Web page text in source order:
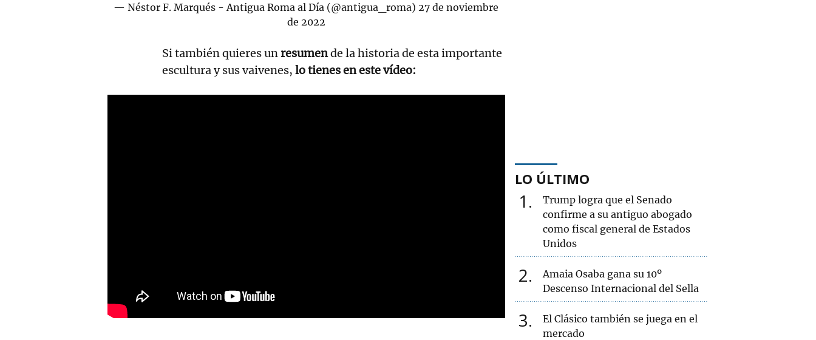
— Néstor F. Marqués - Antigua Roma al Día (@antigua_roma) 27 de noviembre
de 2022
Si también quieres unresumende la historia de esta importante
escultura y sus vaivenes, lo tienes en este vídeo:
LO ÚLTIMO
1
Trump logra que el Senado
confirme a su antiguo abogado
como fiscal general de Estados
Unidos
2
Amaia Osaba gana su 10º
Descenso Internacional del Sella
3
El Clásico también se juega en el
mercado